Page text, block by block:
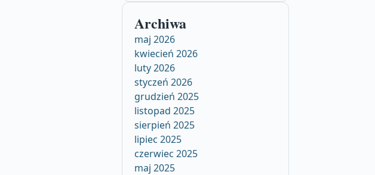
Archiwa
maj 2026
kwiecień 2026
luty 2026
styczeń 2026
grudzień 2025
listopad 2025
sierpień 2025
lipiec 2025
czerwiec 2025
maj 2025